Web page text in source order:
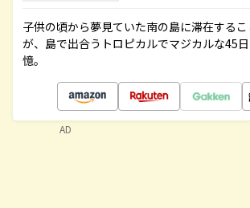
子供の頃から夢見ていた南の島に滞在する
が、島で出合うトロピカルでマジカルな45
憶。
AD